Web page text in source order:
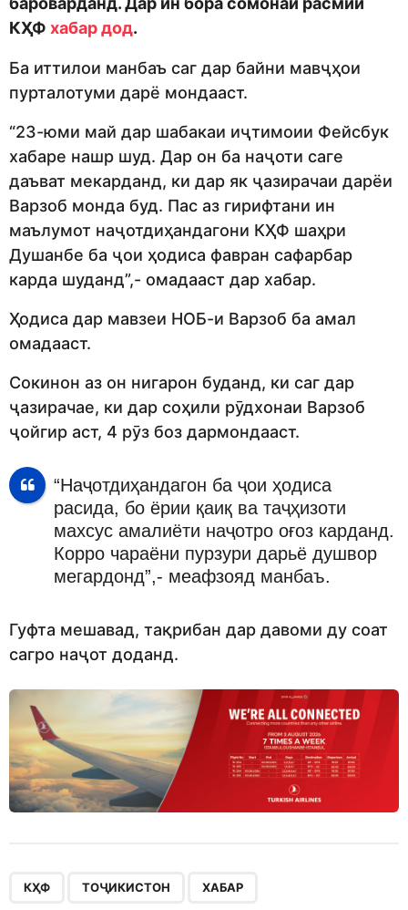
КҲФ хабар дод.
Ба иттилои манбаъ саг дар байни мавҷҳои
пурталотуми дарё мондааст.
“23-юми май дар шабакаи иҷтимоии Фейсбук
хабаре нашр шуд. Дар он ба наҷоти саге
даъват мекарданд, ки дар як ҷазирачаи дарёи
Варзоб монда буд. Пас аз гирифтани ин
маълумот наҷотдиҳандагони КҲФ шаҳри
Душанбе ба ҷои ҳодиса фавран сафарбар
карда шуданд”,- омадааст дар хабар.
Ҳодиса дар мавзеи НОБ-и Варзоб ба амал
омадааст.
Сокинон аз он нигарон буданд, ки саг дар
ҷазирачае, ки дар соҳили рӯдхонаи Варзоб
ҷойгир аст, 4 рӯз боз дармондааст.
“Наҷотдиҳандагон ба ҷои ҳодиса
расида, бо ёрии қаиқ ва таҷҳизоти
махсус амалиёти наҷотро оғоз карданд.
Корро чараёни пурзури дарьё душвор
мегардонд”,- меафзояд манбаъ.
Гуфта мешавад, тақрибан дар давоми ду соат
сагро наҷот доданд.
КҲФ ТОҶИКИСТОН ХАБАР